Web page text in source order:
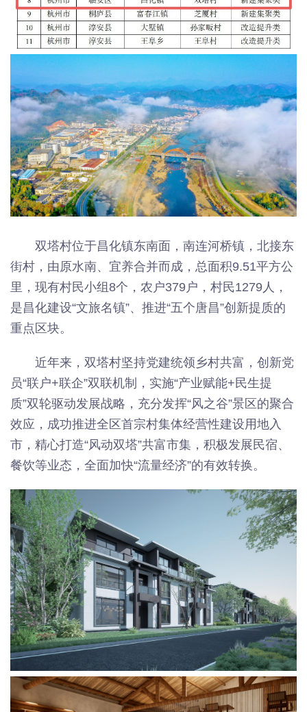
双塔村位于昌化镇东南面，南连河桥镇，北接东
街村，由原水南、宜养合并而成，总面积9.51平方公
里，现有村民小组8个，农户379户，村民1279人，
是昌化建设“文旅名镇”、推进“五个唐昌”创新提质的
重点区块。
近年来，双塔村坚持党建统领乡村共富，创新党
员“联户+联企”双联机制，实施“产业赋能+民生提
质”双轮驱动发展战略，充分发挥“风之谷”景区的聚合
效应，成功推进全区首宗村集体经营性建设用地入
市，精心打造“风动双塔”共富市集，积极发展民宿、
餐饮等业态，全面加快“流量经济”的有效转换。